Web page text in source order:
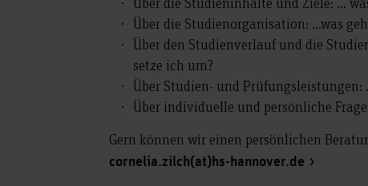
Über die Studienorganisation: …was
Über den Studienverlauf und die
setze ich um?
Über Studien- und
Über individuelle und persönliche
Gern können wir einen persönlichen
cornelia.zilch(at)hs-hannover.de